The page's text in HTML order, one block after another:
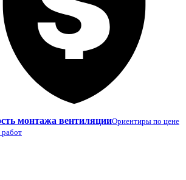
монтажа вентиляцииОриентиры по цене
работ